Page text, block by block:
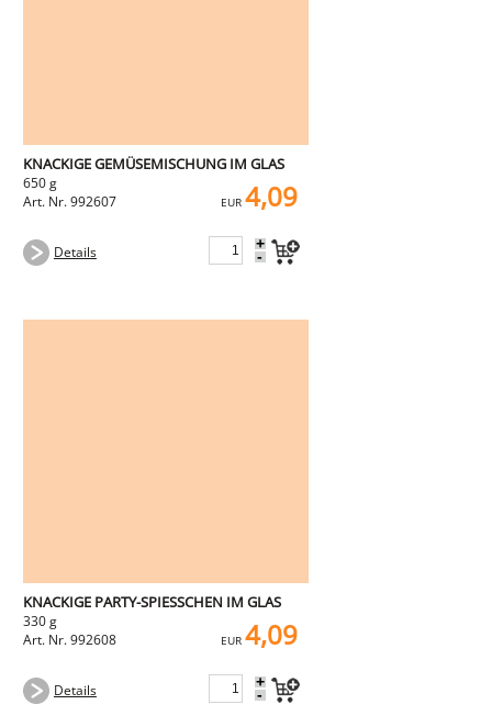
KNACKIGE GEMÜSEMISCHUNG IM GLAS
650 g
Art. Nr. 992607
EUR 4,09
Details +
-
KNACKIGE PARTY-SPIESSCHEN IM GLAS
330 g
Art. Nr. 992608
EUR 4,09
Details +
-